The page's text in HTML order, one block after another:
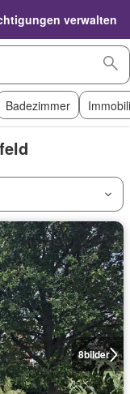
verwalten
Badezimmer
8bilder